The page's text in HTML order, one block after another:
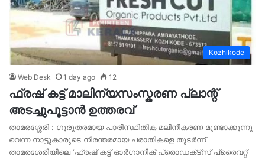
Kozhikode
Web Desk 1 day ago 12
ഫ്രഷ് കട്ട് മാലിന്യസംസ്കരണ പ്ലാന്റ്
അടച്ചുപൂട്ടാൻ ഉത്തരവ്
താമരശ്ശേരി : ഗുരുതരമായ പാരിസ്ഥിതിക മലിനീകരണ മുണ്ടാക്കുന്നു
വെന്ന നാട്ടുകാരുടെ നിരന്തരമായ പരാതികളെ തുടർന്ന്
താമരശേരിയിലെ ‘ഫ്രഷ് കട്ട് ഓർഗാനിക് പ്രൊഡക്‌ട്സ് പ്രൈവറ്റ്